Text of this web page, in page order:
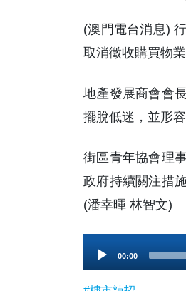
(澳門電台消息)
取消徵收購買物
地產發展商會會
擺脫低迷，並形
街區青年協會理
政府持續關注措
(潘幸暉 林智文)
Player
00:00